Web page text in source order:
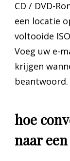
CD / DVD-
een locatie
voltooide
Voeg uw e-
krijgen
beantwoord.
hoe
naar